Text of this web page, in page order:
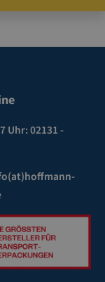
Uhr:02131 -